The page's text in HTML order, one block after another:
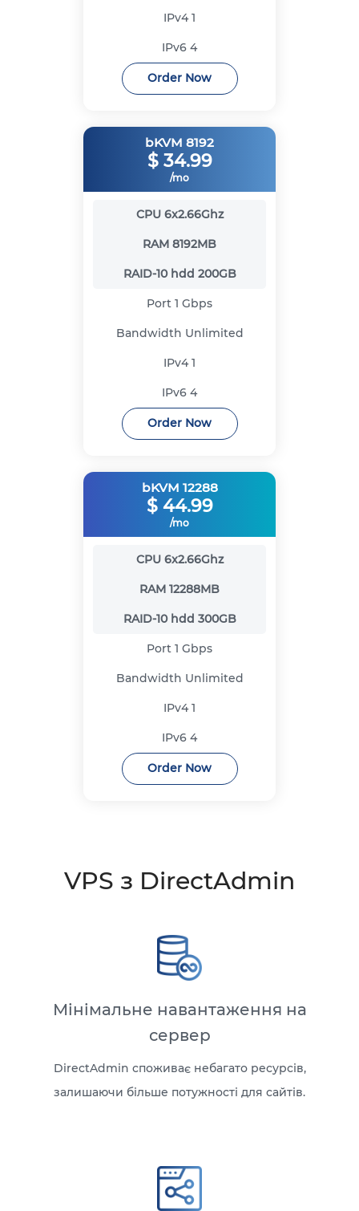
IPv41
IPv6 4
Order Now
bKVM 8192
$ 34.99
/mo
CPU 6x2.66Ghz
RAM 8192MB
RAID-10 hdd 200GB
Port 1 Gbps
Bandwidth Unlimited
IPv41
IPv6 4
Order Now
bKVM 12288
$ 44.99
/mo
CPU 6x2.66Ghz
RAM 12288MB
RAID-10 hdd 300GB
Port 1 Gbps
Bandwidth Unlimited
IPv41
IPv6 4
Order Now
VPS з DirectAdmin
Мінімальне навантаження на
сервер
DirectAdmin споживає небагато ресурсів,
залишаючи більше потужності для сайтів.